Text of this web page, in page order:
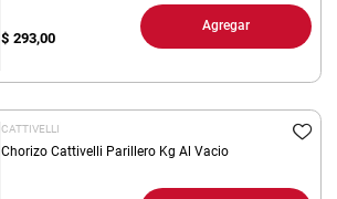
$ 293,00
Agregar
CATTIVELLI
Chorizo Cattivelli Parillero Kg Al Vacio